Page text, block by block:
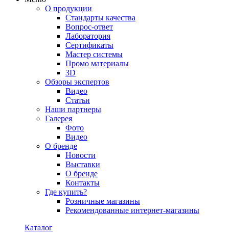
О продукции
Стандарты качества
Вопрос-ответ
Лаборатория
Сертификаты
Мастер системы
Промо материалы
3D
Обзоры экспертов
Видео
Статьи
Наши партнеры
Галерея
Фото
Видео
О бренде
Новости
Выставки
О бренде
Контакты
Где купить?
Розничные магазины
Рекомендованные интернет-магазины
Каталог